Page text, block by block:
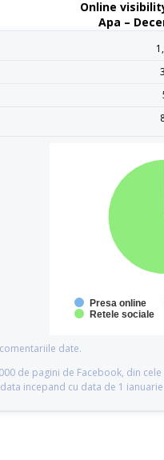
Online
Apa –
Presa online
Retele sociale
date.
de pagini de Facebook, din
incepand cu data de 1 ianuarie